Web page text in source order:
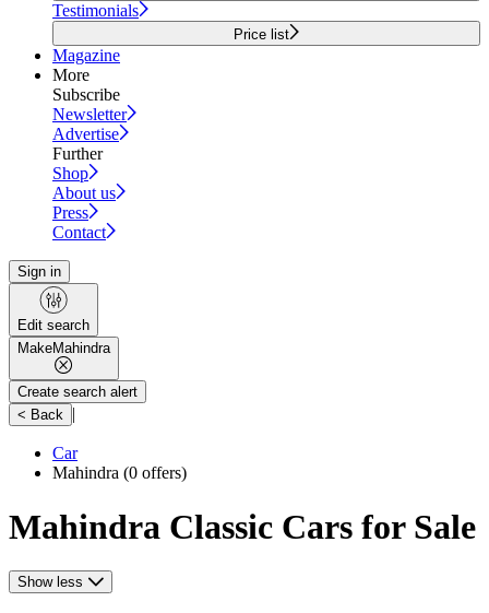
Testimonials
Price list
Magazine
More
Subscribe
Newsletter
Advertise
Further
Shop
About us
Press
Contact
Sign in
Edit search
MakeMahindra
Create search alert
< Back |
Car
Mahindra (0 offers)
Mahindra Classic Cars for Sale
Show less